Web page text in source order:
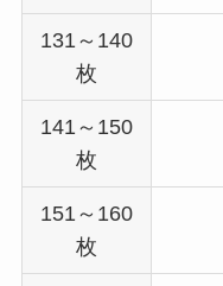
131～140
枚
141～150
枚
151～160
枚